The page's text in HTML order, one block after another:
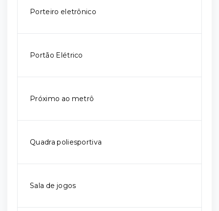
Porteiro eletrônico
Portão Elétrico
Próximo ao metrô
Quadra poliesportiva
Sala de jogos